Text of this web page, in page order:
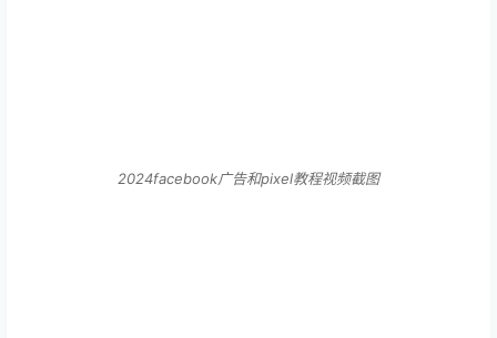
2024facebook广告和pixel教程视频截图